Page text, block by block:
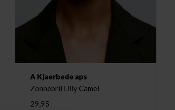
A Kjaerbede aps
Zonnebril Lilly Camel
29,95